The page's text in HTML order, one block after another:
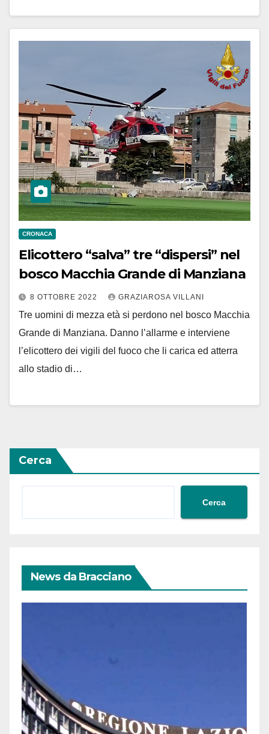
CRONACA
Elicottero “salva” tre “dispersi” nel
bosco Macchia Grande di Manziana
8 OTTOBRE 2022 GRAZIAROSA VILLANI
Tre uomini di mezza età si perdono nel bosco Macchia
Grande di Manziana. Danno l’allarme e interviene
l’elicottero dei vigili del fuoco che li carica ed atterra
allo stadio di…
Cerca
Cerca
News da Bracciano